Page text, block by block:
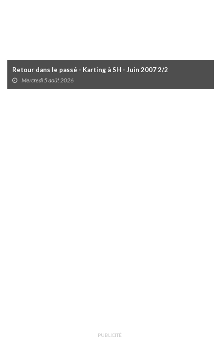
Retour dans le passé - Karting à SH - Juin 2007 2/2
Mercredi 5 août 2026
PUBLICITÉ